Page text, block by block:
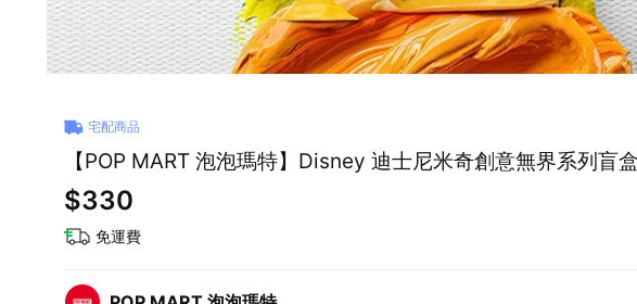
宅配商品
【POP MART 泡泡瑪特】Disney 迪士尼米奇創意無界系列盲
$330
免運費